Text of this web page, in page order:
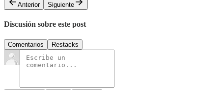
Anterior
Siguiente
Discusión sobre este post
Comentarios Restacks